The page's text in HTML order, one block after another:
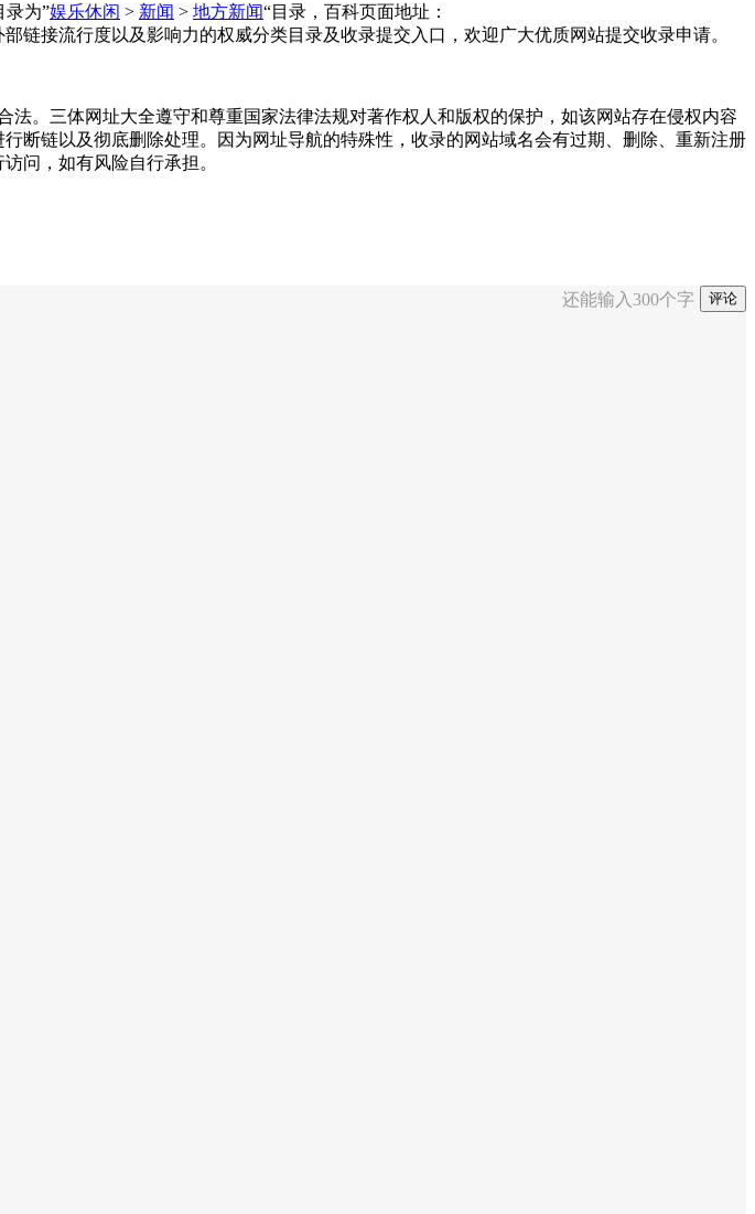
录为”娱乐休闲 > 新闻 > 地方新闻“目录，百科页面地址：
链接流行度以及影响力的权威分类目录及收录提交入口，欢迎广大优质网站提交收录申请。
。三体网址大全遵守和尊重国家法律法规对著作权人和版权的保护，如该网站存在侵权内容
断链以及彻底删除处理。因为网址导航的特殊性，收录的网站域名会有过期、删除、重新注册
问，如有风险自行承担。
还能输入 300个字